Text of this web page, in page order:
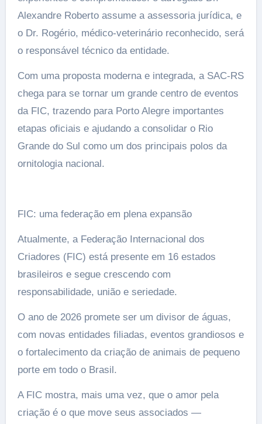
Alexandre Roberto assume a assessoria jurídica, e
o Dr. Rogério, médico-veterinário reconhecido, será
o responsável técnico da entidade.
Com uma proposta moderna e integrada, a SAC-RS
chega para se tornar um grande centro de eventos
da FIC, trazendo para Porto Alegre importantes
etapas oficiais e ajudando a consolidar o Rio
Grande do Sul como um dos principais polos da
ornitologia nacional.
FIC: uma federação em plena expansão
Atualmente, a Federação Internacional dos
Criadores (FIC) está presente em 16 estados
brasileiros e segue crescendo com
responsabilidade, união e seriedade.
O ano de 2026 promete ser um divisor de águas,
com novas entidades filiadas, eventos grandiosos e
o fortalecimento da criação de animais de pequeno
porte em todo o Brasil.
A FIC mostra, mais uma vez, que o amor pela
criação é o que move seus associados —